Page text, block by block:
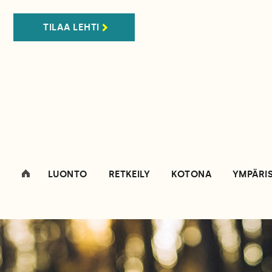
TILAA LEHTI
LUONTO RETKEILY KOTONA